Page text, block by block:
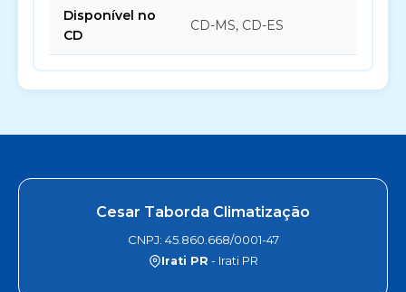
Disponível no
CD
CD-MS, CD-ES
Cesar Taborda Climatização
CNPJ: 45.860.668/0001-47
Irati PR - Irati PR